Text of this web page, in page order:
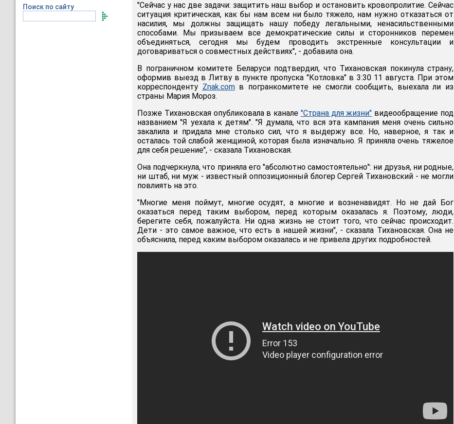
Поиск по сайту
"Сейчас у нас две задачи: защитить наш выбор и остановить кровопролитие. Сейчас
ситуация критическая, как бы нам всем ни было тяжело, нам нужно отказаться от
насилия, мы должны защищать нашу победу легальными, ненасильственными
способами. Мы призываем все демократические силы и сторонников перемен
объединяться, сегодня мы будем проводить экстренные консультации и
договариваться о совместных действиях", - добавила она.
В пограничном комитете Беларуси подтвердил, что Тихановская покинула страну,
оформив выезд в Литву в пункте пропуска "Котловка" в 3:30 11 августа. При этом
корреспонденту Znak.comв погранкомитете не смогли сообщить, выехала ли из
страны Мария Мороз.
Позже Тихановская опубликовала в канале "Страна для жизни" видеообращение под
названием "Я уехала к детям". "Я думала, что вся эта кампания меня очень сильно
закалила и придала мне столько сил, что я выдержу все. Но, наверное, я так и
осталась той слабой женщиной, которая была изначально. Я приняла очень тяжелое
для себя решение", - сказала Тихановская.
Она подчеркнула, что приняла его "абсолютно самостоятельно": ни друзья, ни родные,
ни штаб, ни муж - известный оппозиционный блогер Сергей Тихановский - не могли
повлиять на это.
"Многие меня поймут, многие осудят, а многие и возненавидят. Но не дай Бог
оказаться перед таким выбором, перед которым оказалась я. Поэтому, люди,
берегите себя, пожалуйста. Ни одна жизнь не стоит того, что сейчас происходит.
Дети - это самое важное, что есть в нашей жизни", - сказала Тихановская. Она не
объяснила, перед каким выбором оказалась и не привела других подробностей.